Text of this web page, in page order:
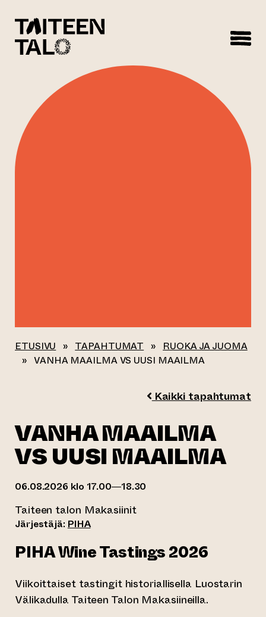
ETUSIVU » TAPAHTUMAT »
RUOKA JA JUOMA
» VANHA MAAILMA VS UUSI MAAILMA
Kaikki tapahtumat
VANHA MAAILMA
VS UUSI MAAILMA
06.08.2026 klo 17.00—18.30
Taiteen talon Makasiinit
Järjestäjä: PIHA
PIHA Wine Tastings 2026
Viikoittaiset tastingit historiallisella Luostarin
Välikadulla Taiteen Talon Makasiineilla.